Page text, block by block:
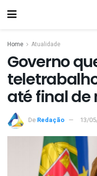
Home Atualidade
Governo
até final de
De Redação 13/